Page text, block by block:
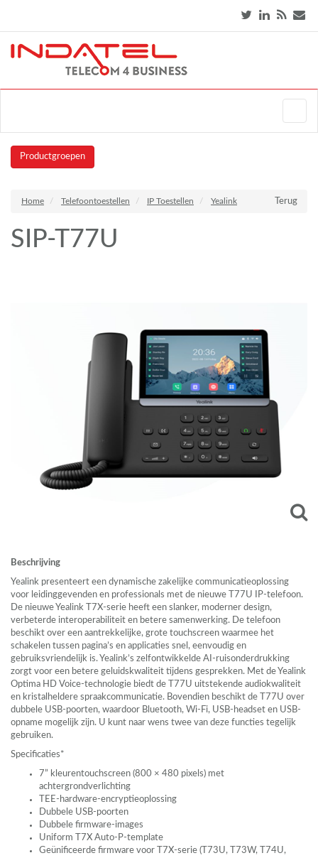
Productgroepen
Terug
Home Telefoontoestellen IP Toestellen Yealink
SIP-T77U
Beschrijving
Yealink presenteert een dynamische zakelijke communicatieoplossing
voor leidinggevenden en professionals met de nieuwe T77U IP-telefoon.
De nieuwe Yealink T7X-serie heeft een slanker, moderner design,
verbeterde interoperabiliteit en betere samenwerking. De telefoon
beschikt over een aantrekkelijke, grote touchscreen waarmee het
schakelen tussen pagina’s en applicaties snel, eenvoudig en
gebruiksvriendelijk is. Yealink’s zelfontwikkelde AI-ruisonderdrukking
zorgt voor een betere geluidskwaliteit tijdens gesprekken. Met de Yealink
Optima HD Voice-technologie biedt de T77U uitstekende audiokwaliteit
en kristalheldere spraakcommunicatie. Bovendien beschikt de T77U over
dubbele USB-poorten, waardoor Bluetooth, Wi-Fi, USB-headset en USB-
opname mogelijk zijn. U kunt naar wens twee van deze functies tegelijk
gebruiken.
Specificaties*
7” kleurentouchscreen (800 × 480 pixels) met
achtergrondverlichting
TEE-hardware-encryptieoplossing
Dubbele USB-poorten
Dubbele firmware-images
Uniform T7X Auto-P-template
Geünificeerde firmware voor T7X-serie (T73U, T73W, T74U,